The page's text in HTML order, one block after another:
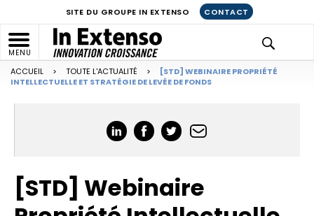
MENU
SITE DU GROUPE IN EXTENSO CONTACT
ACCUEIL > TOUTE L'ACTUALITÉ >
[STD] WEBINAIRE PROPRIÉTÉ
INTELLECTUELLE ET STRATÉGIE DE LEVÉE DE FONDS
[STD] Webinaire